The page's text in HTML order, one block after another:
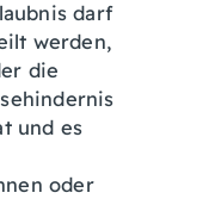
darf
werden,
die
und es
oder